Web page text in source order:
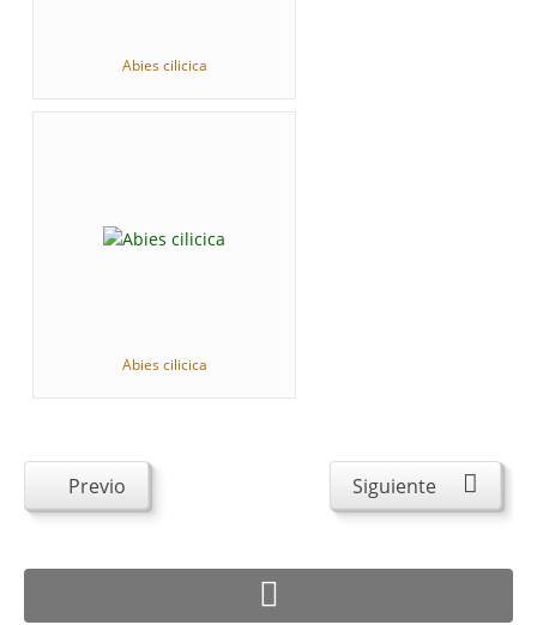
Abies cilicica
Abies cilicica
Previo Siguiente